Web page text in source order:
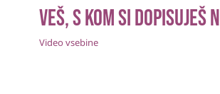
Veš, s kom si dopisuješ
Video vsebine